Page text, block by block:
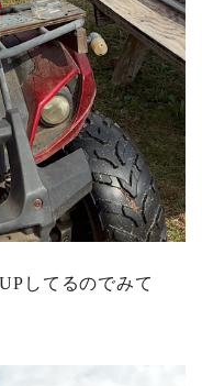
してるのでみて